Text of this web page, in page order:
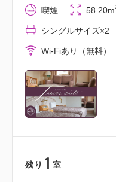
喫煙 58.20m
シングルサイズ×2
Wi-Fiあり（無料）
残り 1 室